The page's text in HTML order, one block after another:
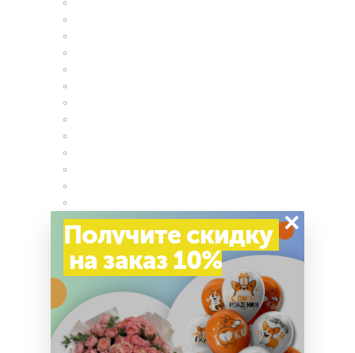
Получите скидку
на заказ 10%
×